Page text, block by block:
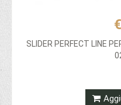
SLIDER PERFECT LINE